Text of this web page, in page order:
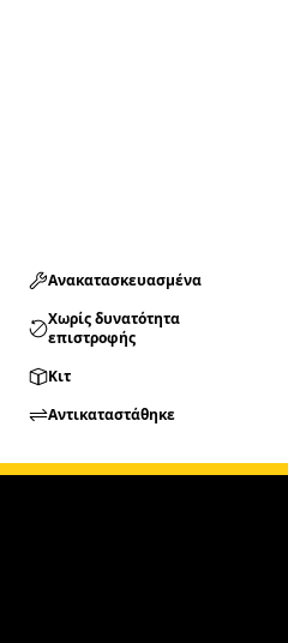
Ανακατασκευασμένα
Χωρίς δυνατότητα
επιστροφής
Κιτ
Αντικαταστάθηκε